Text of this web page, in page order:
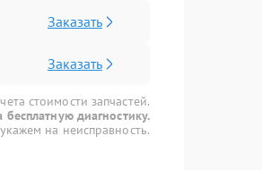
Заказать
Заказать
стоимости запчастей.
бесплатную диагностику.
на неисправность.